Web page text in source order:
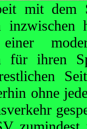
mit dem
für ihren
ohne